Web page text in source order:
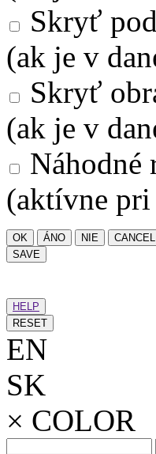
Skryť
(ak je v
Skryť
(ak je v
Náhodné
(aktívne pri
OK ÁNO NIE
CANCEL
SAVE
HELP
RESET
EN
SK
× COLOR